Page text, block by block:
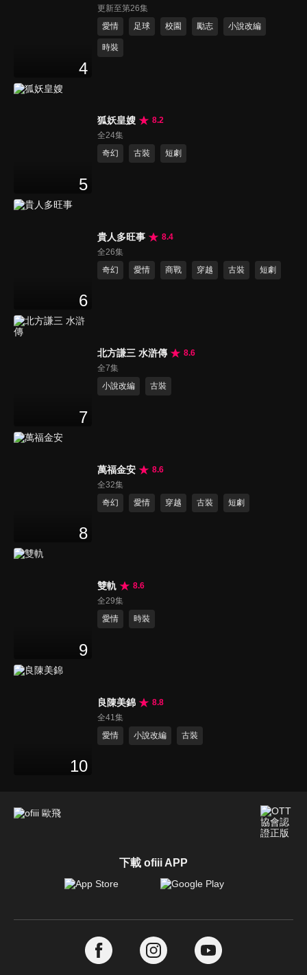
4
更新至第26集
愛情
足球 校園 勵志 小說改編
時裝
5
狐妖皇嫂
8.2
全24集
奇幻
古裝 短劇
6
貴人多旺事
8.4
全26集
奇幻
愛情 商戰 穿越 古裝 短劇
7
北方謙三 水滸傳
8.6
全7集
小說改編
古裝
8
萬福金安
8.6
全32集
奇幻
愛情 穿越 古裝 短劇
9
雙軌
8.6
全29集
愛情
時裝
10
良陳美錦
8.8
全41集
愛情
小說改編 古裝
下載 ofiii APP